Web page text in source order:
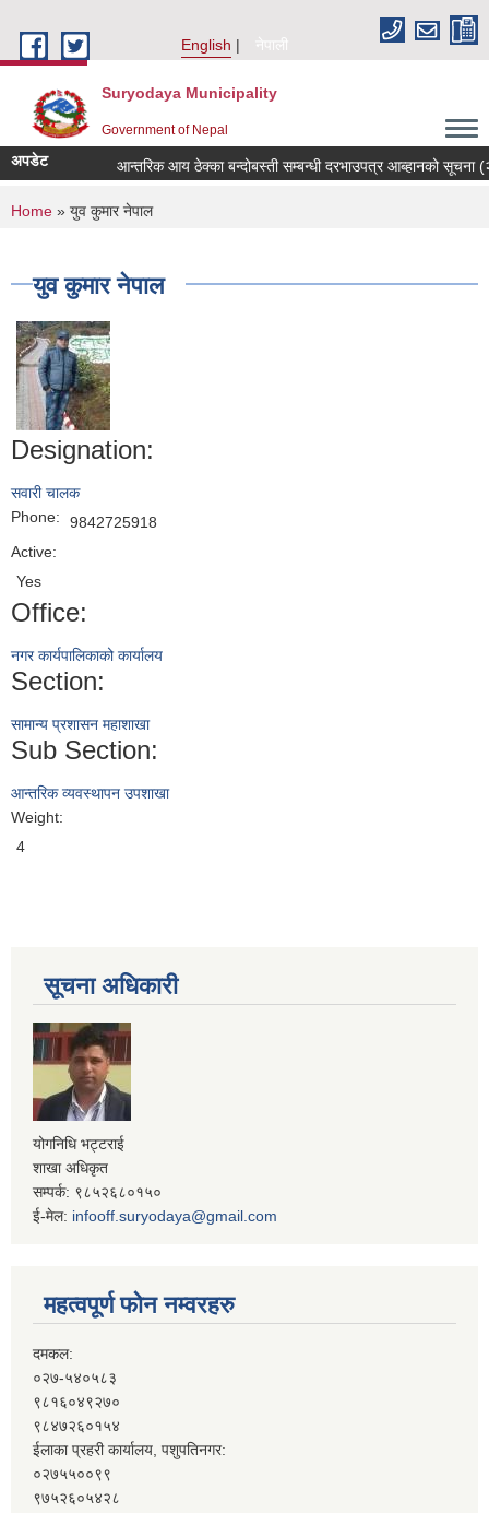
English
नेपाली
Suryodaya Municipality
Government of Nepal
अपडेट आन्तरिक आय ठेक्का बन्दोबस्ती सम्बन्धी दरभाउपत्र आब्हानको सूचना
You are here
Home » युव कुमार नेपाल
युव कुमार नेपाल
Designation:
सवारी चालक
Phone:
9842725918
Active:
Yes
Office:
नगर कार्यपालिकाको कार्यालय
Section:
सामान्य प्रशासन महाशाखा
Sub Section:
आन्तरिक व्यवस्थापन उपशाखा
Weight:
4
सूचना अधिकारी
योगनिधि भट्टराई
शाखा अधिकृत
सम्पर्क: ९८५२६८०१५०
ई-मेल: infooff.suryodaya@gmail.com
महत्वपूर्ण फोन नम्वरहरु
दमकल:
०२७-५४०५८३
९८१६०४९२७०
९८४७२६०१५४
ईलाका प्रहरी कार्यालय, पशुपतिनगर:
०२७५५००९९
९७५२६०५४२८